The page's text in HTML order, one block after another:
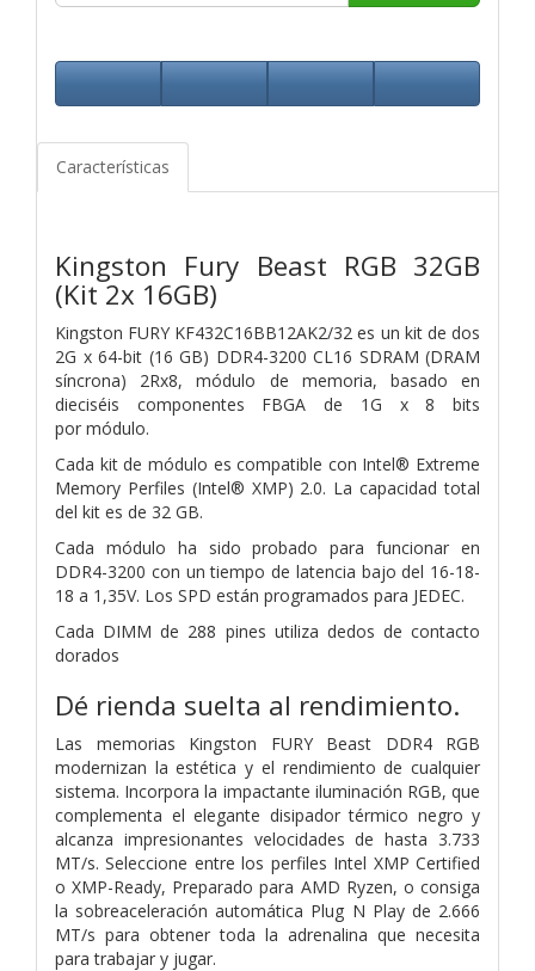
Características
Kingston Fury Beast RGB 32GB
(Kit 2x 16GB)
Kingston FURY KF432C16BB12AK2/32 es un kit de dos
2G x 64-bit (16 GB) DDR4-3200 CL16 SDRAM (DRAM
síncrona) 2Rx8,módulo de memoria, basado en
dieciséis componentes FBGA de 1G x 8 bits
por módulo.
Cada kit de módulo es compatible con Intel® Extreme
Memory Perfiles (Intel® XMP) 2.0. La capacidad total
del kit es de 32 GB.
Cada módulo ha sido probado para funcionar en
DDR4-3200 con un tiempo de latencia bajodel 16-18-
18 a 1,35V. Los SPD están programados para JEDEC.
Cada DIMM de 288 pines utiliza dedos de contacto
dorados
Dé rienda suelta al rendimiento.
Las memorias Kingston FURY Beast DDR4 RGB
modernizan la estética y el rendimiento de cualquier
sistema. Incorpora la impactante iluminación RGB, que
complementa el elegante disipador térmico negro y
alcanza impresionantes velocidades de hasta 3.733
MT/s. Seleccione entre los perfiles Intel XMP Certified
o XMP-Ready, Preparado para AMD Ryzen, o consiga
la sobreaceleración automática Plug N Play de 2.666
MT/s para obtener toda la adrenalina que necesita
para trabajar y jugar.